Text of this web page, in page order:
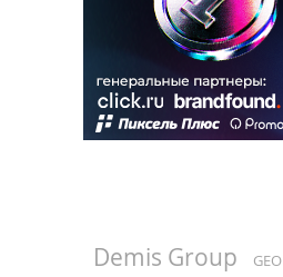
Demis Group GEO